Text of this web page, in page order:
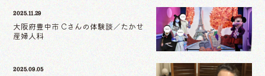
2025.11.29
大阪府豊中市 Cさんの体験談／たかせ
産婦人科
2025.09.05